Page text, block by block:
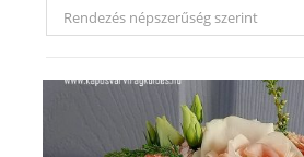
Rendezés népszerűség szerint